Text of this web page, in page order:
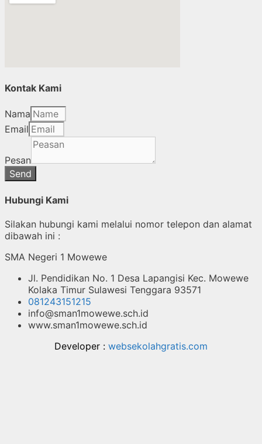
Kontak Kami
Nama
Email
Pesan
Send
Hubungi Kami
Silakan hubungi kami melalui nomor telepon dan alamat
dibawah ini :
SMA Negeri 1 Mowewe
Jl. Pendidikan No. 1 Desa Lapangisi Kec. Mowewe
Kolaka Timur Sulawesi Tenggara 93571
081243151215
info@sman1mowewe.sch.id
www.sman1mowewe.sch.id
Developer : websekolahgratis.com